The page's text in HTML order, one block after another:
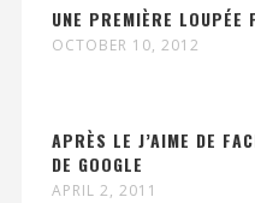
UNE PREMIÈRE LOUPÉE
OCTOBER 10, 2012
APRÈS LE J’AIME DE
DE GOOGLE
APRIL 2, 2011